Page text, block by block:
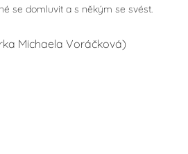
se domluvit a s někým se svést.
Michaela Voráčková)